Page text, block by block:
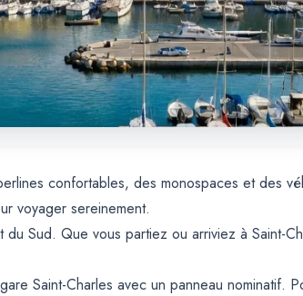
confortables, des monospaces et des
voyager sereinement.
Sud. Que vous partiez ou arriviez à Saint-
Saint-Charles avec un panneau nominatif.